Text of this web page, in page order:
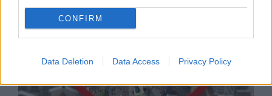
CONFIRM
Data Deletion Data Access Privacy Policy